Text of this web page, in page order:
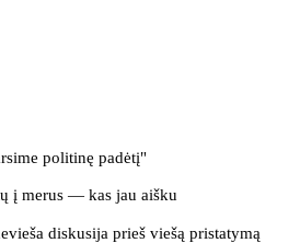
politinę padėtį"
į merus — kas jau aišku
diskusija prieš viešą pristatymą